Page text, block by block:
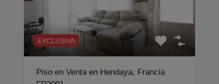
EXCLUSIVA
Piso en Venta en Hendaya, Francia